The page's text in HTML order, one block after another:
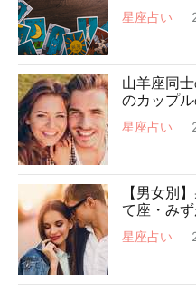
星座占い
山羊座同
のカップ
星座占い
【男女別
て座・み
星座占い